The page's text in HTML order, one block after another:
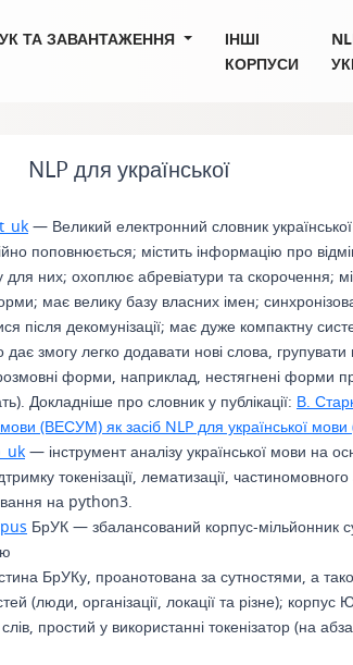
ТА ЗАВАНТАЖЕННЯ
ІНШІ
КОРПУСИ
NLP для української
— Великий електронний словник
поповнюється; містить інформацію про
них; охоплює абревіатури та скорочення;
має велику базу власних імен;
після декомунізації; має дуже компактну
дає змогу легко додавати нові слова,
форми, наприклад, нестягнені форми
Докладніше про словник у публікації: В.
(ВЕСУМ) як засіб NLP для української
— інструмент аналізу української мови на
токенізації, лематизації, частиномовного
на python3.
БрУК — збалансований корпус-мільйонник
БрУКу, проанотована за сутностями, а
(люди, організації, локації та різне); корпус
простий у використанні токенізатор (на